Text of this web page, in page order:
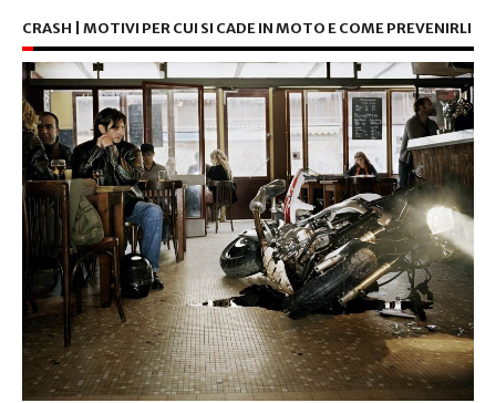
CRASH | MOTIVI PER CUI SI CADE IN MOTO E COME PREVENIRLI